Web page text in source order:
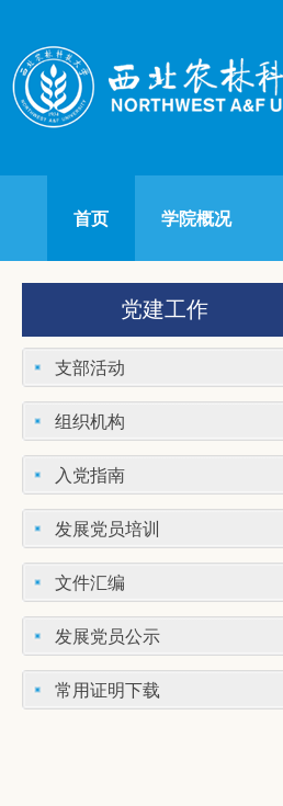
首页 学院概况
党建工作
支部活动
组织机构
入党指南
发展党员培训
文件汇编
发展党员公示
常用证明下载